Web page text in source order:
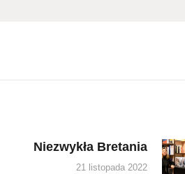
Next
post:
Niezwykła Bretania
21 listopada 2022